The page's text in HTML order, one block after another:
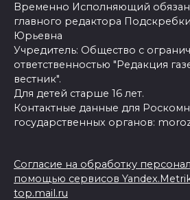
Временно Исполняющий
главного редактора
Юрьевна
Учредитель: Общество с
ответственностью "Редакция
вестник".
Для детей старше 16 лет.
Контактные данные для
государственных органов:
Согласие на обработку
помощью сервисов
top.mail.ru